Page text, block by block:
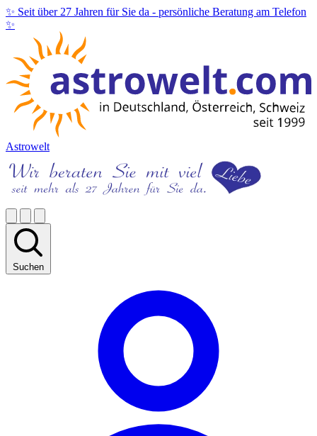
✨ Seit über 27 Jahren für Sie da - persönliche Beratung am Telefon
✨
Astrowelt
Suchen